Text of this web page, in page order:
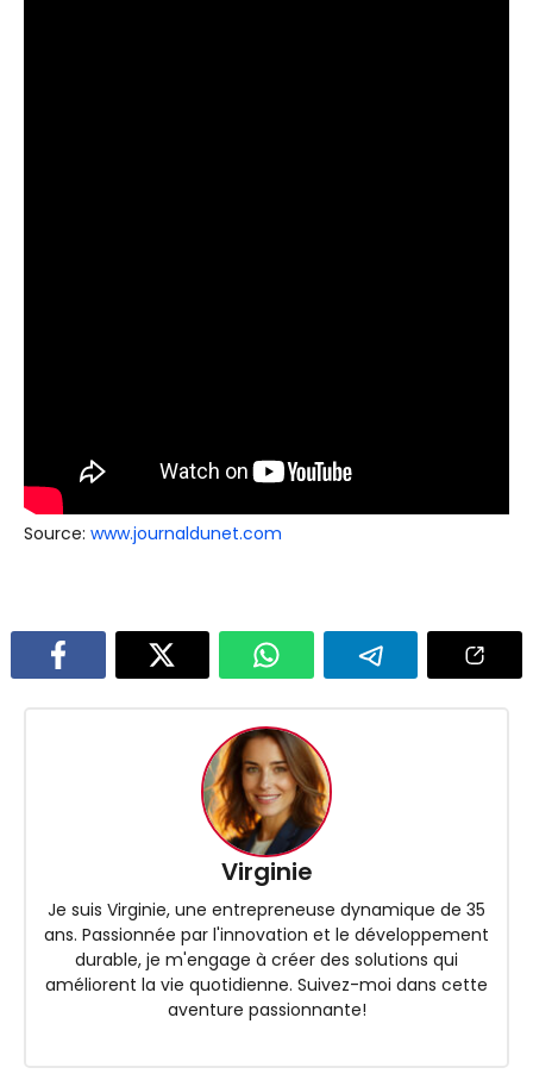
Source: www.journaldunet.com
Virginie
Je suis Virginie, une entrepreneuse dynamique de 35
ans. Passionnée par l'innovation et le développement
durable, je m'engage à créer des solutions qui
améliorent la vie quotidienne. Suivez-moi dans cette
aventure passionnante!